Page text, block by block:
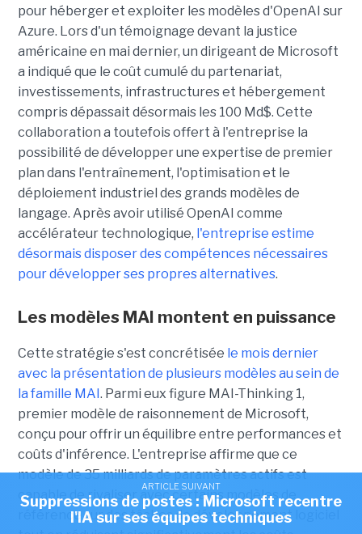
pour héberger et exploiter les modèles d'OpenAI sur
Azure. Lors d'un témoignage devant la justice
américaine en mai dernier, un dirigeant de Microsoft
a indiqué que le coût cumulé du partenariat,
investissements, infrastructures et hébergement
compris dépassait désormais les 100 Md$. Cette
collaboration a toutefois offert à l'entreprise la
possibilité de développer une expertise de premier
plan dans l'entraînement, l'optimisation et le
déploiement industriel des grands modèles de
langage. Après avoir utilisé OpenAI comme
accélérateur technologique, l'entreprise estime
désormais disposer des compétences nécessaires
pour développer ses propres alternatives.
Les modèles MAI montent en puissance
Cette stratégie s'est concrétisée le mois dernier
avec la présentation de plusieurs modèles au sein de
la famille MAI . Parmi eux figure MAI-Thinking 1,
premier modèle de raisonnement de Microsoft,
conçu pour offrir un équilibre entre performances et
coûts d'inférence. L'entreprise affirme que ce
modèle de 35 milliards de paramètres actifs est
capable de rivaliser avec certains modèles de
référence sur des tâches de développement logiciel
ARTICLE SUIVANT
Suppressions de postes : Microsoft recentre
l'IA sur ses équipes techniques